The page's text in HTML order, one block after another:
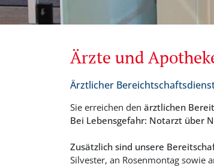
Ärzte und
Ärztlicher
Sie erreichen den ärztlichen
Bei Lebensgefahr: Notarzt über
Zusätzlich sind unsere
Silvester, an Rosenmontag sowie